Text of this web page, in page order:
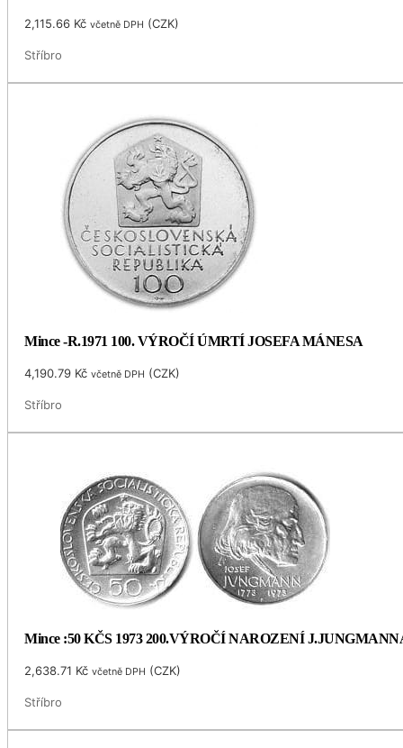
2,115.66 Kč včetně DPH (CZK)
Stříbro
Mince -R.1971 100. VÝROČÍ ÚMRTÍ JOSEFA MÁNESA
4,190.79 Kč včetně DPH (CZK)
Stříbro
Mince :50 KČS 1973 200.VÝROČÍ NAROZENÍ
2,638.71 Kč včetně DPH (CZK)
Stříbro